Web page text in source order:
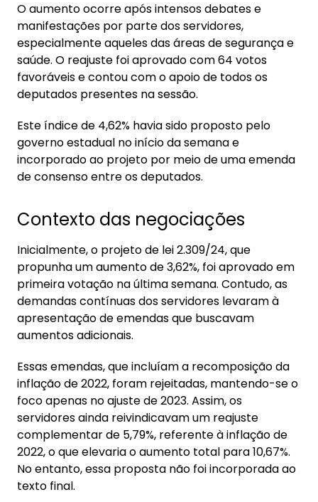
O aumento ocorre após intensos debates e
manifestações por parte dos servidores,
especialmente aqueles das áreas de segurança e
saúde. O reajuste foi aprovado com 64 votos
favoráveis e contou com o apoio de todos os
deputados presentes na sessão.
Este índice de 4,62% havia sido proposto pelo
governo estadual no início da semana e
incorporado ao projeto por meio de uma emenda
de consenso entre os deputados.
Contexto das negociações
Inicialmente, o projeto de lei 2.309/24, que
propunha um aumento de 3,62%, foi aprovado em
primeira votação na última semana. Contudo, as
demandas contínuas dos servidores levaram à
apresentação de emendas que buscavam
aumentos adicionais.
Essas emendas, que incluíam a recomposição da
inflação de 2022, foram rejeitadas, mantendo-se o
foco apenas no ajuste de 2023. Assim, os
servidores ainda reivindicavam um reajuste
complementar de 5,79%, referente à inflação de
2022, o que elevaria o aumento total para 10,67%.
No entanto, essa proposta não foi incorporada ao
texto final.